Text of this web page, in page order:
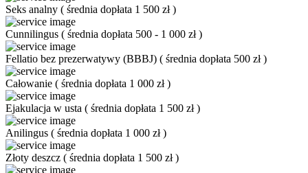
Seks analny ( średnia dopłata 1 500 zł)
Cunnilingus ( średnia dopłata 500 - 1 000 zł)
Fellatio bez prezerwatywy (BBBJ) ( średnia dopłata 500 zł)
Całowanie ( średnia dopłata 1 000 zł)
Ejakulacja w usta ( średnia dopłata 1 500 zł)
Anilingus ( średnia dopłata 1 000 zł)
Złoty deszcz ( średnia dopłata 1 500 zł)